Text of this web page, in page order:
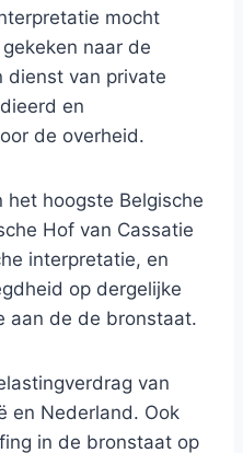
mocht
naar de
dienst van private
en
de overheid.
het hoogste Belgische
Hof van Cassatie
interpretatie, en
op dergelijke
aan de de bronstaat.
van
en Nederland. Ook
in de bronstaat op